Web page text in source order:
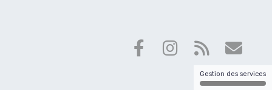
Gestion des services